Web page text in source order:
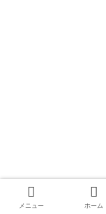
メニュー ホーム